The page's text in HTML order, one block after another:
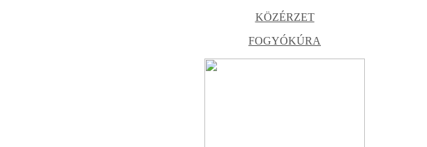
KÖZÉRZET
FOGYÓKÚRA